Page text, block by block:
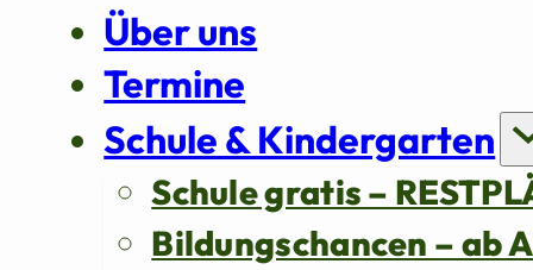
Über uns
Termine
Schule & Kindergarten
Schule gratis –
Bildungschancen – ab